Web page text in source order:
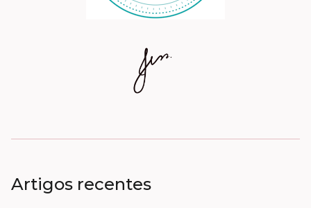
Artigos recentes